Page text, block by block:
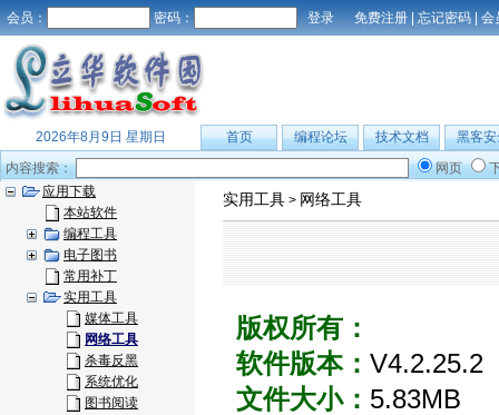
会员： 密码： 免费注册 | 忘记密码 | 会
2026年8月9日 星期日 首页 编程论坛 技术文档
黑客安
内容搜索：
网页
应用下载
本站软件
编程工具
电子图书
常用补丁
实用工具
媒体工具
网络工具
杀毒反黑
系统优化
图书阅读
实用工具 > 网络工具
版权所有：
软件版本： V4.2.25.2
文件大小： 5.83MB